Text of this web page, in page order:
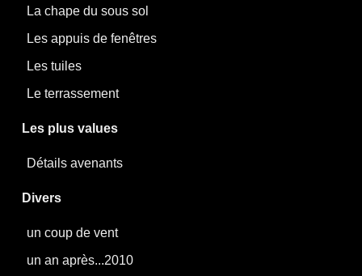
La chape du sous sol
Les appuis de fenêtres
Les tuiles
Le terrassement
Les plus values
Détails avenants
Divers
un coup de vent
un an après...2010